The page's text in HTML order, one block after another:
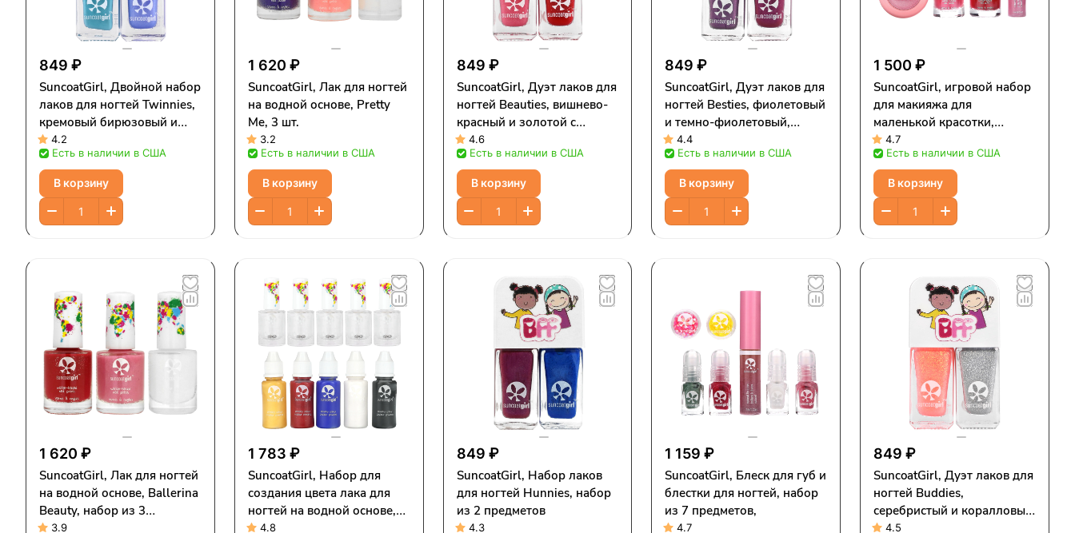
849 ₽
SuncoatGirl, Двойной набор
лаков для ногтей Twinnies,
кремовый бирюзовый и
мерцающий небесно-
голубой, набор из 2
предметов
4.2
Есть в наличии в США
В корзину
1 620 ₽
SuncoatGirl, Лак для ногтей
на водной основе, Pretty
Me, 3 шт.
3.2
Есть в наличии в США
В корзину
849 ₽
SuncoatGirl, Дуэт лаков для
ногтей Beauties, вишнево-
красный и золотой с
блестками, набор из 2
предметов
4.6
Есть в наличии в США
В корзину
849 ₽
SuncoatGirl, Дуэт лаков для
ногтей Besties, фиолетовый
и темно-фиолетовый,
набор из 2 предметов
4.4
Есть в наличии в США
В корзину
1 500 ₽
SuncoatGirl, игровой набор
для макияжа для
маленькой красотки,
«Ангелочек», набор из 4
предметов
4.7
Есть в наличии в США
В корзину
1 620 ₽
SuncoatGirl, Лак для ногтей
на водной основе, Ballerina
Beauty, набор из 3
предметов
3.9
1 783 ₽
SuncoatGirl, Набор для
создания цвета лака для
ногтей на водной основе,
набор из 10 предметов
4.8
849 ₽
SuncoatGirl, Набор лаков
для ногтей Hunnies, набор
из 2 предметов
4.3
1 159 ₽
SuncoatGirl, Блеск для губ и
блестки для ногтей, набор
из 7 предметов,
4.7
849 ₽
SuncoatGirl, Дуэт лаков для
ногтей Buddies,
серебристый и коралловый
блеск, набор из 2
4.5